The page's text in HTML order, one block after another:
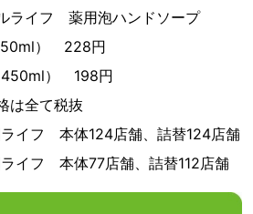
ライフ 薬用泡ハンドソープ
） 228円
） 198円
税抜
イフ 本体124店舗、詰替124店舗
体77店舗、詰替112店舗